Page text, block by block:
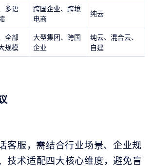
多语
跨国企业、跨境
电商
纯云
全部
规模
大型集团、跨国
企业
纯云、混合云、
自建
客服，需结合行业场景、企业规
技术适配四大核心维度，避免盲